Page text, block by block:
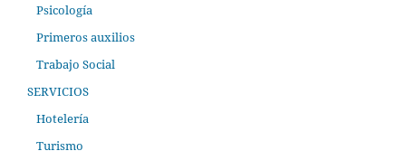
Psicología
Primeros auxilios
Trabajo Social
SERVICIOS
Hotelería
Turismo